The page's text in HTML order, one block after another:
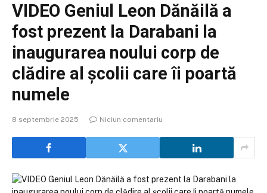
VIDEO Geniul Leon Dănăilă a
fost prezent la Darabani la
inaugurarea noului corp de
clădire al școlii care îi poartă
numele
8 septembrie 2025 Niciun comentariu